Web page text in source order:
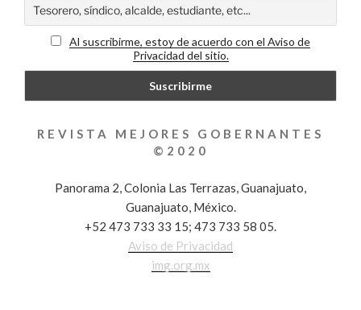
Al suscribirme, estoy de acuerdo con el Aviso de
Privacidad del sitio.
REVISTA MEJORES GOBERNANTES
©2020
Panorama 2, Colonia Las Terrazas, Guanajuato,
Guanajuato, México.
+52 473 733 33 15; 473 733 58 05.
Aviso de Privacidad
img.org.mx